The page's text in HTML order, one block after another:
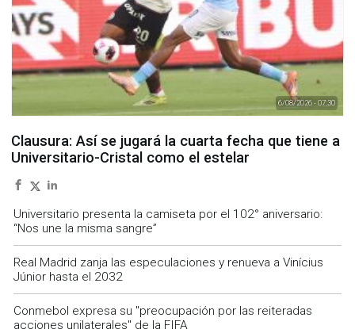
6/08/2026 - 07:30
Clausura: Así se jugará la cuarta fecha que tiene a
Universitario-Cristal como el estelar
Universitario presenta la camiseta por el 102° aniversario:
“Nos une la misma sangre”
Real Madrid zanja las especulaciones y renueva a Vinícius
Júnior hasta el 2032
Conmebol expresa su "preocupación por las reiteradas
acciones unilaterales" de la FIFA